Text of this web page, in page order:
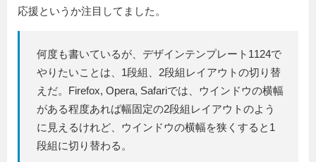
応援というか注目してました。
何度も書いているが、デザインテンプレート1124で
やりたいことは、1段組、2段組レイアウトの切り替
えだ。Firefox, Opera, Safariでは、ウインドウの横幅
がある程度あれば幅固定の2段組レイアウトのよう
に見えるけれど、ウインドウの横幅を狭くすると1
段組に切り替わる。